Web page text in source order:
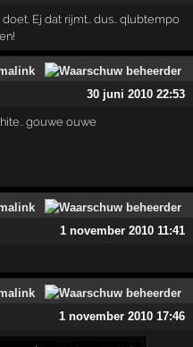
Ej dat rijmt.. dus.. qlubtempo
30 juni 2010 22:53
gouwe ouwe
1 november 2010 11:41
1 november 2010 17:46